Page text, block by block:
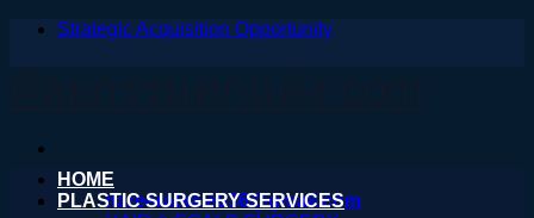
ข้าม
Strategic Acquisition Opportunity
nareeratsale936@gmail.com
HOME
PLASTIC SURGERY SERVICES